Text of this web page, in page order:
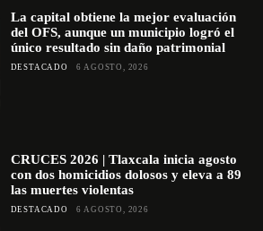
La capital obtiene la mejor evaluación
del OFS, aunque un municipio logró el
único resultado sin daño patrimonial
DESTACADO 6 AGOSTO, 2026
CRUCES 2026 | Tlaxcala inicia agosto
con dos homicidios dolosos y eleva a 89
las muertes violentas
DESTACADO 6 AGOSTO, 2026